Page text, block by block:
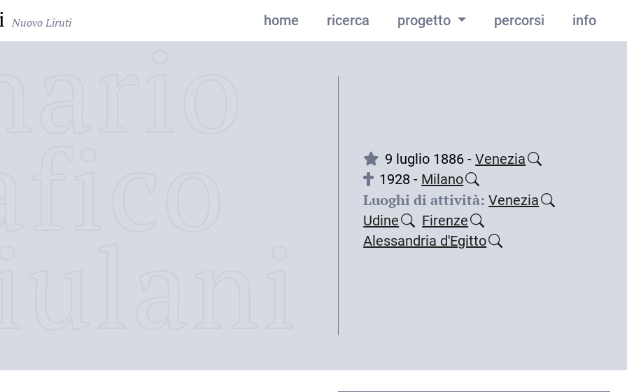
Nuovo Liruti home ricerca progetto percorsi info
9 luglio 1886 -Venezia
1928 - Milano
Luoghi di attività: Venezia
Udine
Firenze
Alessandria d'Egitto